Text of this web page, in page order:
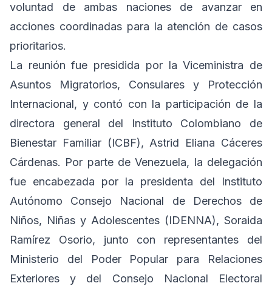
voluntad de ambas naciones de avanzar en
acciones coordinadas para la atención de casos
prioritarios.
La reunión fue presidida por la Viceministra de
Asuntos Migratorios, Consulares y Protección
Internacional, y contó con la participación de la
directora general del Instituto Colombiano de
Bienestar Familiar (ICBF), Astrid Eliana Cáceres
Cárdenas. Por parte de Venezuela, la delegación
fue encabezada por la presidenta del Instituto
Autónomo Consejo Nacional de Derechos de
Niños, Niñas y Adolescentes (IDENNA), Soraida
Ramírez Osorio, junto con representantes del
Ministerio del Poder Popular para Relaciones
Exteriores y del Consejo Nacional Electoral